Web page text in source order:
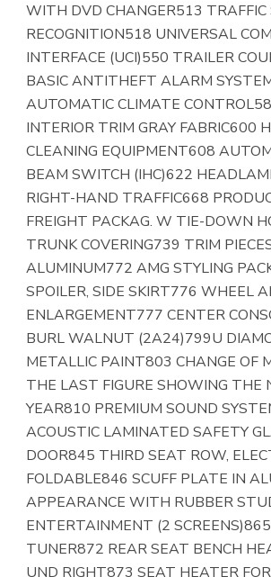
WITH DVD CHANGER513 TRAFFIC
RECOGNITION518 UNIVERSAL
INTERFACE (UCI)550 TRAILER
BASIC ANTITHEFT ALARM
AUTOMATIC CLIMATE
INTERIOR TRIM GRAY FABRIC600
CLEANING EQUIPMENT608
BEAM SWITCH (IHC)622
RIGHT-HAND TRAFFIC668
FREIGHT PACKAG. W TIE-DOWN
TRUNK COVERING739 TRIM
ALUMINUM772 AMG STYLING
SPOILER, SIDE SKIRT776 WHEEL
ENLARGEMENT777 CENTER
BURL WALNUT (2A24)799U
METALLIC PAINT803 CHANGE OF
THE LAST FIGURE SHOWING THE
YEAR810 PREMIUM SOUND
ACOUSTIC LAMINATED SAFETY
DOOR845 THIRD SEAT ROW,
FOLDABLE846 SCUFF PLATE IN
APPEARANCE WITH RUBBER
ENTERTAINMENT (2
TUNER872 REAR SEAT BENCH
UND RIGHT873 SEAT HEATER